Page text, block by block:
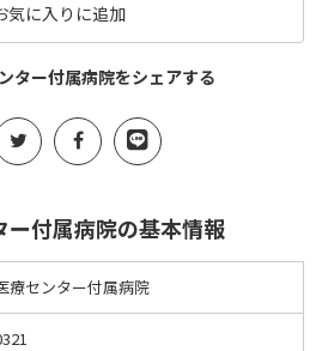
気に入りに追加
ター付属病院をシェアする
ー付属病院の基本情報
療センター付属病院